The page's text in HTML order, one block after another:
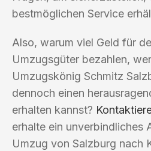
bestmöglichen Service
Also, warum viel Geld für
Umzugsgüter bezahlen,
Umzugskönig Schmitz
dennoch einen
erhalten kannst?
erhalte ein unverbindliches
Umzug von Salzburg nach